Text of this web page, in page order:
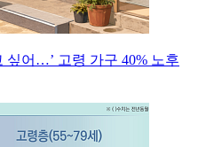
싶어…’ 고령 가구 40% 노후